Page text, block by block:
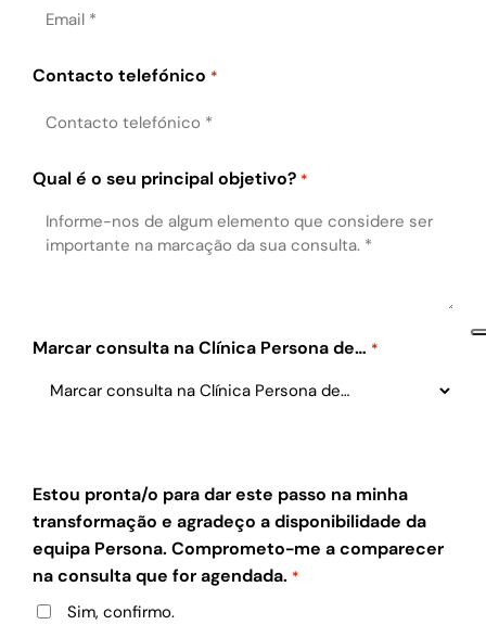
Contacto telefónico *
Qual é o seu principal objetivo? *
Marcar consulta na Clínica Persona de… *
Estou pronta/o para dar este passo na minha
transformação e agradeço a disponibilidade da
equipa Persona. Comprometo-me a comparecer
na consulta que for agendada. *
Sim, confirmo.